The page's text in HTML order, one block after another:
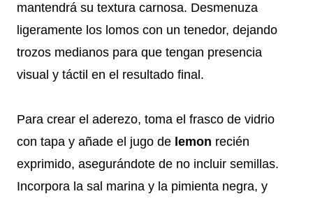
mantendrá su textura carnosa. Desmenuza
ligeramente los lomos con un tenedor, dejando
trozos medianos para que tengan presencia
visual y táctil en el resultado final.
Para crear el aderezo, toma el frasco de vidrio
con tapa y añade el jugo de lemon recién
exprimido, asegurándote de no incluir semillas.
Incorpora la sal marina y la pimienta negra, y